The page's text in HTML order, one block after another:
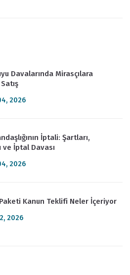
Davalarında Mirasçılara
2026
İptali: Şartları,
ve İptal Davası
2026
Paketi Kanun Teklifi Neler İçeriyor
2026